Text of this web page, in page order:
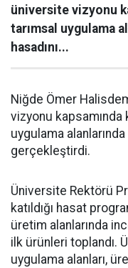
üniversite vizyonu
tarımsal uygulama
hasadını...
Niğde Ömer
vizyonu
uygulama alanlarında
gerçekleştirdi.
Üniversite Rektörü
katıldığı hasat
üretim alanlarında
ilk ürünleri toplandı.
uygulama alanları,